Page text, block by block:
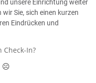
unsere Einrichtung weiter
Sie, sich einen kurzen
Eindrücken und
Check-In?
☹️